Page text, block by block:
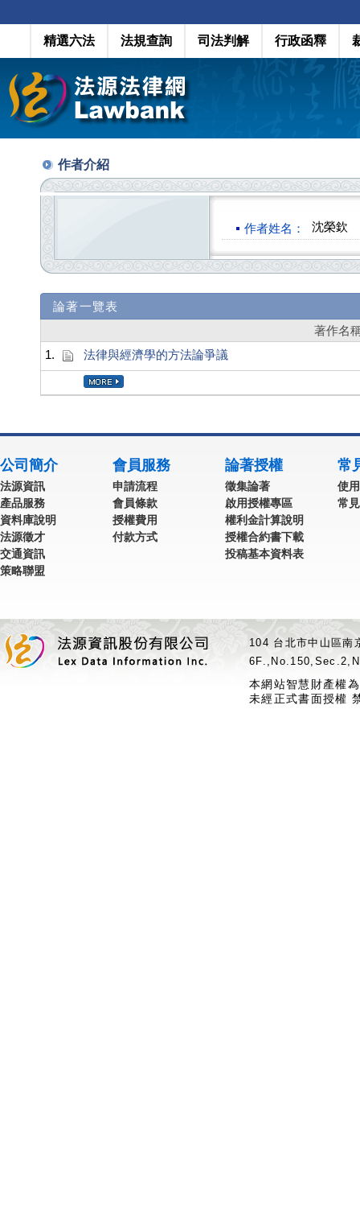
精選六法 法規查詢 司法判解 行政函釋
作者介紹
作者姓名： 沈榮欽
論著一覽表
著作名
1.
法律與經濟學的方法論爭議
公司簡介
法源資訊
產品服務
資料庫說明
法源徵才
交通資訊
策略聯盟
會員服務
申請流程
會員條款
授權費用
付款方式
論著授權
徵集論著
啟用授權專區
權利金計算說明
授權合約書下載
投稿基本資料表
常
使
常
104 台北市中山區
本網站智慧財產權
未經正式書面授權